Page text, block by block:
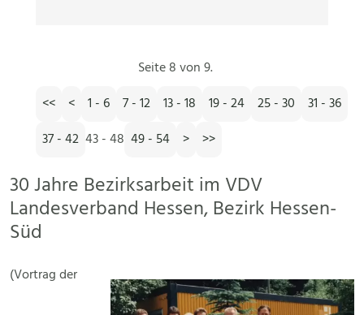
Seite 8 von 9.
<<
< 1 - 6 7 - 12 13 - 18 19 - 24 25 - 30
31 - 36
37 - 42 43 - 48 49 - 54 > >>
30 Jahre Bezirksarbeit im VDV
Landesverband Hessen, Bezirk Hessen-
Süd
(Vortrag der